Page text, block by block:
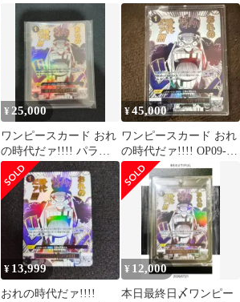
096 パラレル
¥ 25,000
ワンピースカード おれ
の時代だァ!!!! パラレ
ル おP09-096
¥45,000
ワンピースカード おれ
の時代だァ!!!! OP09-
098
¥ 13,999
おれの時代だァ!!!!
¥ 12,000
本日最終日〆ワンピー